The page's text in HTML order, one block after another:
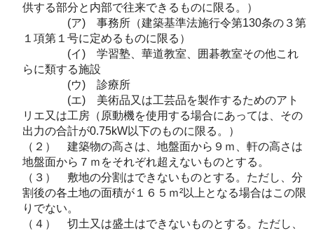
供する部分と内部で往来できるものに限る。）
(ア) 事務所（建築基準法施行令第130条の３第
１項第１号に定めるものに限る）
(イ) 学習塾、華道教室、囲碁教室その他これ
らに類する施設
(ウ) 診療所
(エ) 美術品又は工芸品を製作するためのアト
リエ又は工房（原動機を使用する場合にあっては、その
出力の合計が0.75kW以下のものに限る。）
（２） 建築物の高さは、地盤面から９ｍ、軒の高さは
地盤面から７ｍをそれぞれ超えないものとする。
（３） 敷地の分割はできないものとする。ただし、分
割後の各土地の面積が１６５ｍ²以上となる場合はこの限
りでない。
（４） 切土又は盛土はできないものとする。ただし、